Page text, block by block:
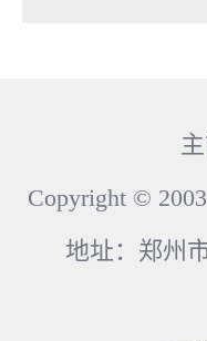
Copyright ©
地址：郑州